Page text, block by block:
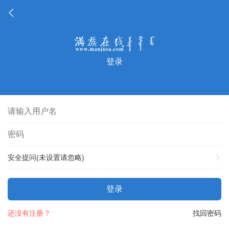
登录
安全提问(未设置请忽略)
登录
找回密码
还没有注册？